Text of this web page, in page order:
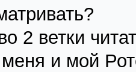
2 ветки
и мой